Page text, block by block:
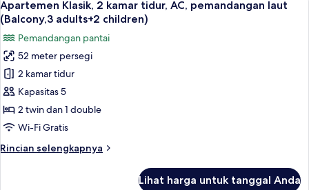
2
kamar
tidur,
AC,
pemandangan
laut
(Balcony,3
adults+1
semua
foto
untuk
Apartemen
Klasik,
2
kamar
tidur,
pemandangan
Apartemen Klasik, 2 kamar tidur, AC, pemandangan laut
(Balcony,3 adults+2 children)
Pemandangan pantai
52 meter persegi
2 kamar tidur
Kapasitas 5
2 twin dan 1 double
Wi-Fi Gratis
Rincian selengkapnya
Rincian
Lihat harga untuk tanggal Anda